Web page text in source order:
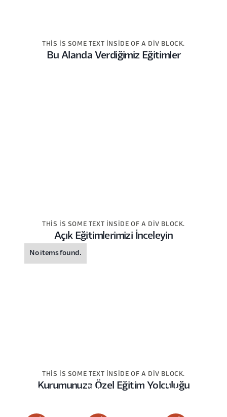
THIS IS SOME TEXT INSIDE OF A DIV BLOCK.
Bu Alanda Verdiğimiz Eğitimler
THIS IS SOME TEXT INSIDE OF A DIV BLOCK.
Açık Eğitimlerimizi İnceleyin
No items found.
THIS IS SOME TEXT INSIDE OF A DIV BLOCK.
Kurumunuza Özel Eğitim Yolculuğu
This
This
This